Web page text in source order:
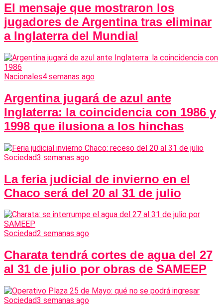
El mensaje que mostraron los
jugadores de Argentina tras eliminar
a Inglaterra del Mundial
Nacionales4 semanas ago
Argentina jugará de azul ante
Inglaterra: la coincidencia con 1986 y
1998 que ilusiona a los hinchas
Sociedad3 semanas ago
La feria judicial de invierno en el
Chaco será del 20 al 31 de julio
Sociedad2 semanas ago
Charata tendrá cortes de agua del 27
al 31 de julio por obras de SAMEEP
Sociedad3 semanas ago